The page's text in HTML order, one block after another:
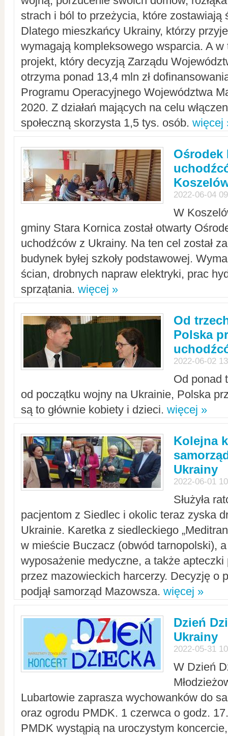
strach i ból to przeżycia, które zostawiają
Dlatego mieszkańcy Ukrainy, którzy
wymagają kompleksowego wsparcia. A w
projekt, który decyzją Zarządu
otrzyma ponad 13,4 mln zł
Programu Operacyjnego Województwa
2020. Z działań mających na celu
społeczną skorzysta 1,5 tys. osób. więcej
Ośrodek
2022-06-04
W
gminy Stara Kornica został otwarty
uchodźców z Ukrainy. Na ten cel został
budynek byłej szkoły podstawowej.
ścian, drobnych napraw elektryki, prac
sprzątania. więcej »
Od
Polska
2022-06-02
Od ponad
od początku wojny na Ukrainie, Polska
są to głównie kobiety i dzieci. więcej »
Kolejna
Ukrainy
2022-06-01
Służyła
pacjentom z Siedlec i okolic teraz zyska
Ukrainie. Karetka z siedleckiego
w mieście Buczacz (obwód tarnopolski),
wyposażenie medyczne, a także apteczki
przez mazowieckich harcerzy. Decyzję o
podjął samorząd Mazowsza. więcej »
Dzień
Ukrainy
2022-05-31
W Dzień
Lubartowie zaprasza wychowanków do
oraz ogrodu PMDK. 1 czerwca o godz.
PMDK wystąpią na uroczystym